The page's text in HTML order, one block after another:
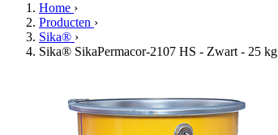
Home ›
Producten ›
Sika® ›
Sika® SikaPermacor-2107 HS - Zwart - 25 kg